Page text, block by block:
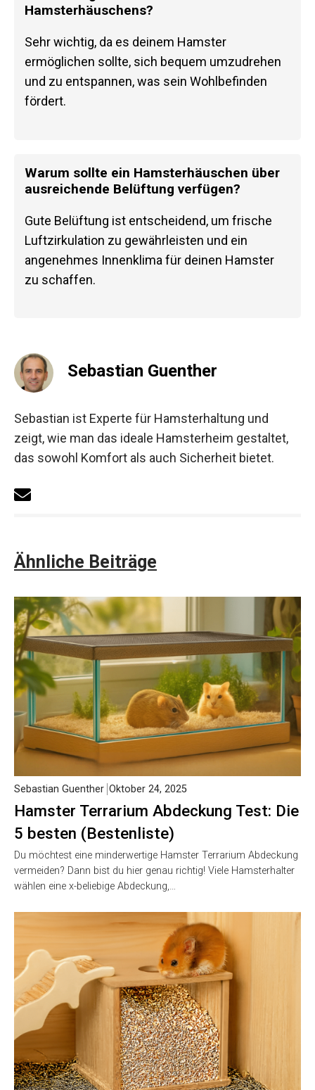
Hamsterhäuschens?
Sehr wichtig, da es deinem Hamster
ermöglichen sollte, sich bequem umzudrehen
und zu entspannen, was sein Wohlbefinden
fördert.
Warum sollte ein Hamsterhäuschen über
ausreichende Belüftung verfügen?
Gute Belüftung ist entscheidend, um frische
Luftzirkulation zu gewährleisten und ein
angenehmes Innenklima für deinen Hamster
zu schaffen.
Sebastian Guenther
Sebastian ist Experte für Hamsterhaltung und
zeigt, wie man das ideale Hamsterheim gestaltet,
das sowohl Komfort als auch Sicherheit bietet.
Ähnliche Beiträge
Hamster Terrarium Abdeckung Test: Die
5 besten (Bestenliste)
Sebastian Guenther Oktober 24, 2025
Du möchtest eine minderwertige Hamster Terrarium Abdeckung
vermeiden? Dann bist du hier genau richtig! Viele Hamsterhalter
wählen eine x-beliebige Abdeckung,…